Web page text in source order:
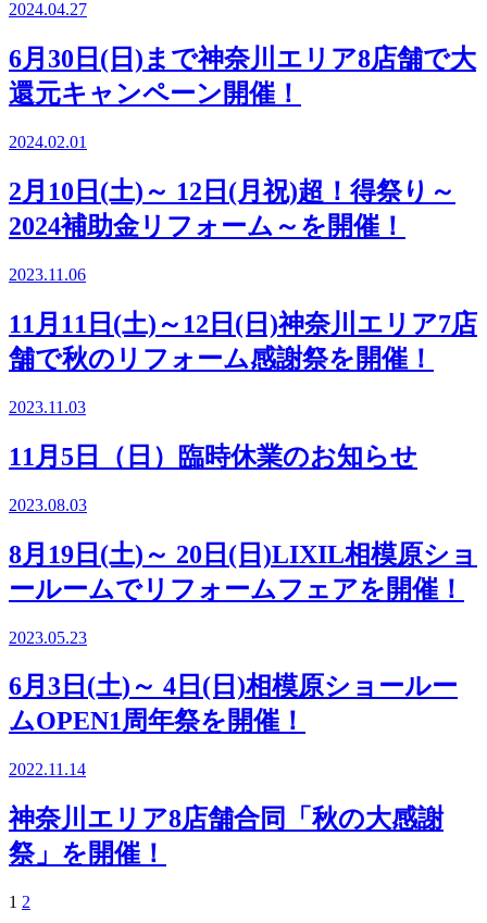
2024.04.27
6月30日(日)まで神奈川エリア8店舗で大
還元キャンペーン開催！
2024.02.01
2月10日(土)～ 12日(月祝)超！得祭り～
2024補助金リフォーム～を開催！
2023.11.06
11月11日(土)～12日(日)神奈川エリア7店
舗で秋のリフォーム感謝祭を開催！
2023.11.03
11月5日（日）臨時休業のお知らせ
2023.08.03
8月19日(土)～ 20日(日)LIXIL相模原ショ
ールームでリフォームフェアを開催！
2023.05.23
6月3日(土)～ 4日(日)相模原ショールー
ムOPEN1周年祭を開催！
2022.11.14
神奈川エリア8店舗合同「秋の大感謝
祭」を開催！
1 2